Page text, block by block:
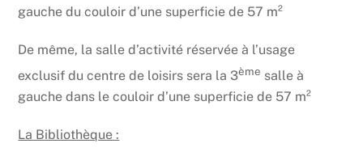
gauche du couloir d’une superficie de 57 m²
De même, la salle d’activité réservée à l’usage
exclusif du centre de loisirs sera la 3ème salle à
gauche dans le couloir d’une superficie de 57 m²
La Bibliothèque :